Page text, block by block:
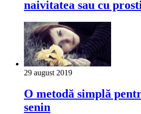
naivitatea sau cu
29 august 2019
O metodă simplă
senin